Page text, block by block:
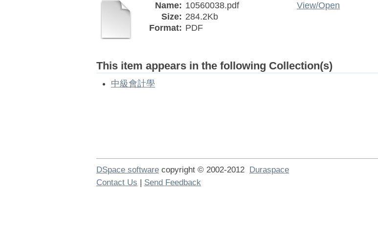
Name: 10560038.pdf
Size: 284.2Kb
Format: PDF
View/Open
This item appears in the following Collection(s)
中級會計學
DSpace software copyright © 2002-2012 Duraspace
Contact Us | Send Feedback